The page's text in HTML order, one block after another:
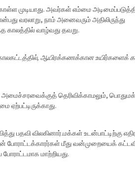
முடியாது. அவர்கள் எம்மை
வரலாறு, நாம் அனைவரும் அதிலிருந்து
காலத்தில் வாழ்வது தவறு.
காலகட்டத்தில், ஆயிரக்கணக்கான உயிர்களைக்
தெரிவிக்காமலும்,
ஏற்பட்டிருக்காது.
பதவி விலகினார்.மக்கள் உடன்பாட்டிற்கு
மீது வன்முறையைக்
மாற்றியது.